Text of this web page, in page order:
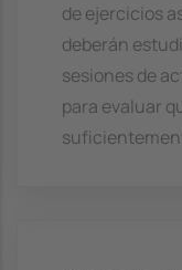
de ejercicios
deberán
sesiones de
para evaluar